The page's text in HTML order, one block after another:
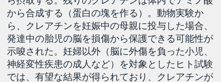
から合成する（蛋白の塊を作る）。動物実験か
ら、クレアチンを妊娠中の母親に投与した場合、
発達中の胎児の脳を損傷から保護できる可能性が
示唆された。妊婦以外（脳に外傷を負った小児、
神経変性疾患の成人など）を対象としたヒト試験
では、有望な結果が得られており、クレアチンが